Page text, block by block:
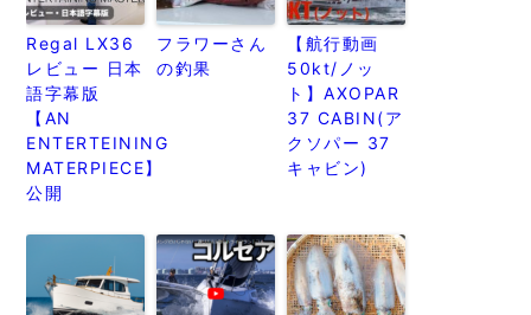
Regal LX36
レビュー 日本
語字幕版
【AN
ENTERTEINING
MATERPIECE】
公開
フラワーさん
の釣果
【航行動画
50kt/ノッ
ト】AXOPAR
37 CABIN(ア
クソパー 37
キャビン)